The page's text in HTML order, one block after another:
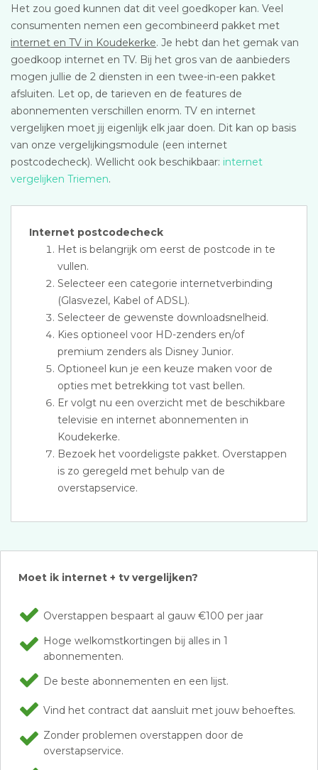
Het zou goed kunnen dat dit veel goedkoper kan. Veel
consumenten nemen een gecombineerd pakket met
internet en TV in Koudekerke. Je hebt dan het gemak van
goedkoop internet en TV. Bij het gros van de aanbieders
mogen jullie de 2 diensten in een twee-in-een pakket
afsluiten. Let op, de tarieven en de features de
abonnementen verschillen enorm. TV en internet
vergelijken moet jij eigenlijk elk jaar doen. Dit kan op basis
van onze vergelijkingsmodule (een internet
postcodecheck). Wellicht ook beschikbaar: internet
vergelijken Triemen.
Internet postcodecheck
Het is belangrijk om eerst de postcode in te
vullen.
Selecteer een categorie internetverbinding
(Glasvezel, Kabel of ADSL).
Selecteer de gewenste downloadsnelheid.
Kies optioneel voor HD-zenders en/of
premium zenders als Disney Junior.
Optioneel kun je een keuze maken voor de
opties met betrekking tot vast bellen.
Er volgt nu een overzicht met de beschikbare
televisie en internet abonnementen in
Koudekerke.
Bezoek het voordeligste pakket. Overstappen
is zo geregeld met behulp van de
overstapservice.
Moet ik internet + tv vergelijken?
Overstappen bespaart al gauw €100 per jaar
Hoge welkomstkortingen bij alles in 1
abonnementen.
De beste abonnementen en een lijst.
Vind het contract dat aansluit met jouw behoeftes.
Zonder problemen overstappen door de
overstapservice.